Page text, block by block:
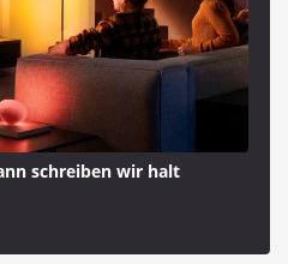
schreiben wir halt